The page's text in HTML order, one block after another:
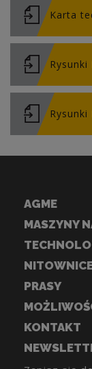
Karta
Rysunki
Rysunki
AGME
MASZYNY
PRASY
KONTAKT